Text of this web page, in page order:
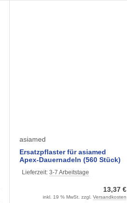
asiamed
Ersatzpflaster für asiamed
Apex-Dauernadeln (560 Stück)
Lieferzeit:3-7 Arbeitstage
13,37 €
inkl. 19 % MwSt. zzgl. Versandkosten